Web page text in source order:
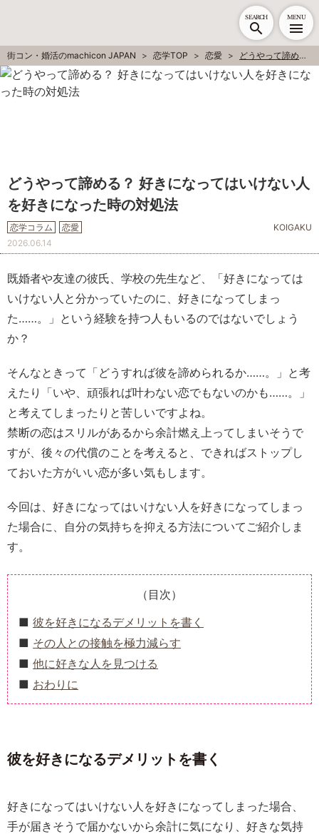
SEARCH MENU
街コン・婚活のmachicon JAPAN 恋学TOP 恋愛 どうやって諦める？ 好きになってはいけない人を好きになった時の対処法
どうやって諦める？ 好きになってはいけない人
を好きになった時の対処法
恋学コラム 恋愛
KOIGAKU
2026.06.14
既婚者や友達の彼氏、学校の先生など、「好きになっては
いけない人と分かっていたのに、好きになってしまっ
た……。」という経験を持つ人もいるのではないでしょう
か？
そんなときって「どうすれば彼を諦められるか……。」と考
えたり「いや、頑張れば叶わない恋でもないのかも……。」
と考えてしまったりと苦しいですよね。
禁断の恋はスリルがあるから余計燃え上ってしまいそうで
すが、後々の代償のことを考えると、できればストップし
ておいた方がいい恋が多い気もします。
今回は、好きになってはいけない人を好きになってしまっ
た場合に、自分の気持ちを抑える方法についてご紹介しま
す。
（目次）
彼を好きになるデメリットを書く
その人との接触を極力減らす
他に好きな人を見つける
おわりに
彼を好きになるデメリットを書く
好きになってはいけない人を好きになってしまった場合、
手が届きそうで届かないから余計に気になり、好きな気持